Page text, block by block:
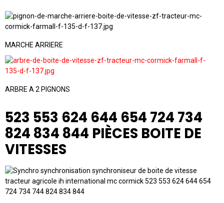
MARCHE ARRIERE
ARBRE A 2 PIGNONS
523 553 624 644 654 724 734
824 834 844 PIÈCES BOITE DE
VITESSES